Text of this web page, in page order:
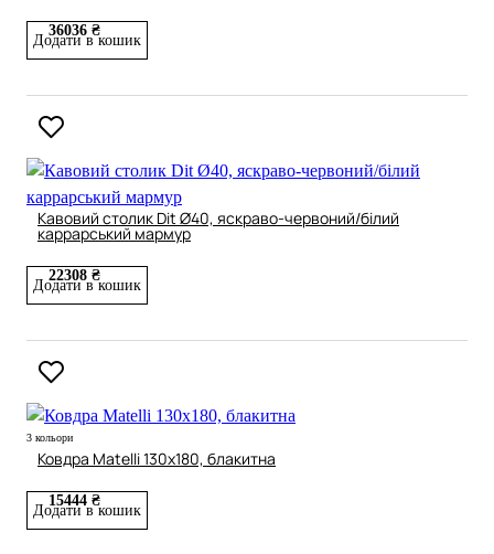
36036 ₴
Додати в кошик
Кавовий столик Dit Ø40, яскраво-червоний/білий
каррарський мармур
22308 ₴
Додати в кошик
3 кольори
Ковдра Matelli 130х180, блакитна
15444 ₴
Додати в кошик